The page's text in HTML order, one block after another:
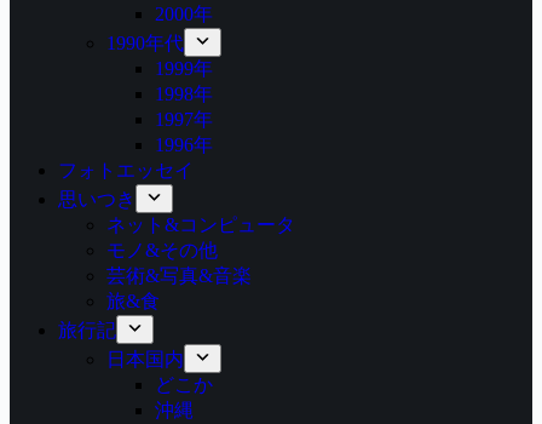
2000年
1990年代
1999年
1998年
1997年
1996年
フォトエッセイ
思いつき
ネット&コンピュータ
モノ&その他
芸術&写真&音楽
旅&食
旅行記
日本国内
どこか
沖縄